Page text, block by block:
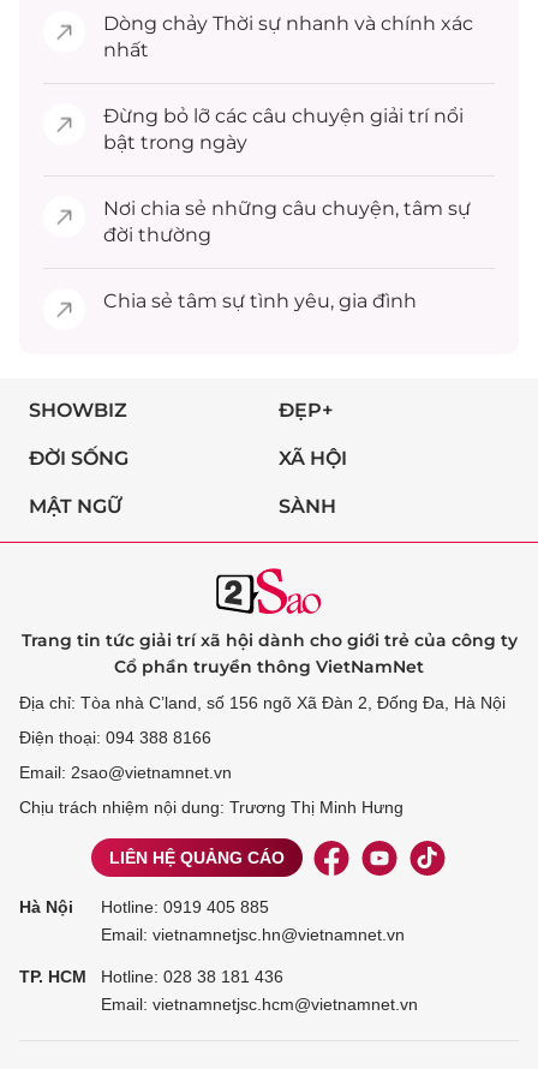
Dòng chảy Thời sự nhanh và chính xác
nhất
Đừng bỏ lỡ các câu chuyện giải trínổi
bật trong ngày
Nơi chia sẻ những câu chuyện, tâm sự
đời thường
Chia sẻ tâm sự tình yêu, gia đình
SHOWBIZ ĐẸP+
ĐỜI SỐNG XÃ HỘI
MẬT NGỮ SÀNH
Trang tin tức giải trí xã hội dành cho giới trẻ của công ty
Cổ phần truyền thông VietNamNet
Địa chỉ: Tòa nhà C’land, số 156 ngõ Xã Đàn 2, Đống Đa, Hà Nội
Điện thoại: 094 388 8166
Email: 2sao@vietnamnet.vn
Chịu trách nhiệm nội dung: Trương Thị Minh Hưng
LIÊN HỆ QUẢNG CÁO
Hà Nội Hotline: 0919 405 885
Email: vietnamnetjsc.hn@vietnamnet.vn
TP. HCM Hotline: 028 38 181 436
Email: vietnamnetjsc.hcm@vietnamnet.vn